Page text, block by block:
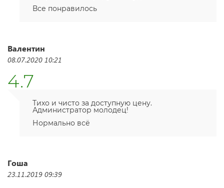
Все понравилось
Валентин
08.07.2020 10:21
4.7
Тихо и чисто за доступную цену.
Администратор молодец!
Нормально всё
Гоша
23.11.2019 09:39